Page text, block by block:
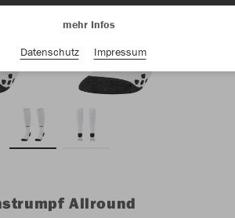
Allround
mehr Infos
Datenschutz
Impressum